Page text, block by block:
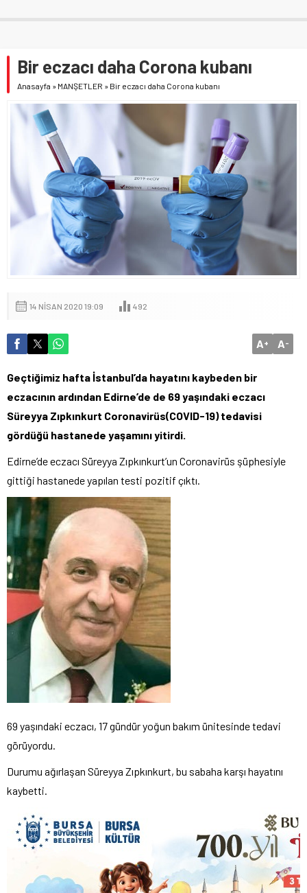
Bir eczacı daha Corona kubanı
Anasayfa » MANŞETLER » Bir eczacı daha Corona kubanı
14 NISAN 2020 19:09 492
A+ A-
Geçtiğimiz hafta İstanbul’da hayatını kaybeden bir
eczacının ardından Edirne’de de 69 yaşındaki eczacı
Süreyya Zıpkınkurt Coronavirüs(COVID-19) tedavisi
gördüğü hastanede yaşamını yitirdi.
Edirne’de eczacı Süreyya Zıpkınkurt’un Coronavirüs şüphesiyle
gittiği hastanede yapılan testi pozitif çıktı.
69 yaşındaki eczacı, 17 gündür yoğun bakım ünitesinde tedavi
görüyordu.
Durumu ağırlaşan Süreyya Zıpkınkurt, bu sabaha karşı hayatını
kaybetti.